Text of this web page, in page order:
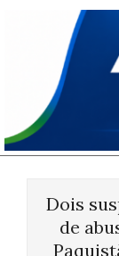
Pauta
Dois
de